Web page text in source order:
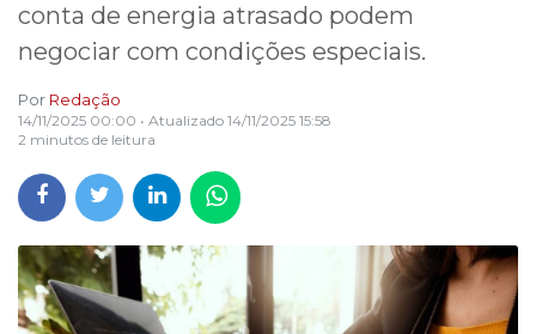
conta de energia atrasado podem
negociar com condições especiais.
Por Redação
14/11/2025 00:00 • Atualizado 14/11/2025 15:58
2 minutos de leitura